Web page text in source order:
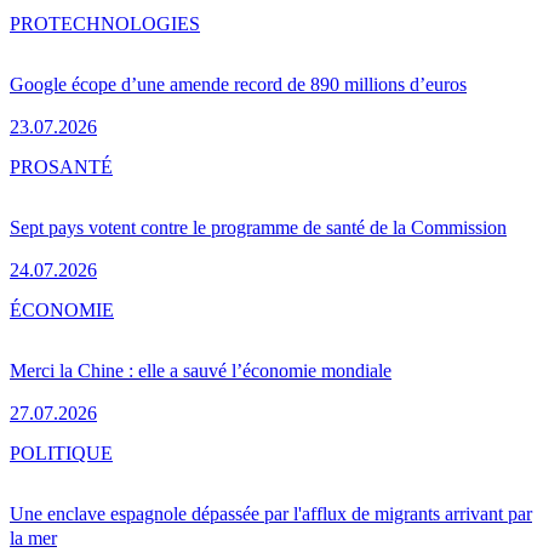
Google écope d’une amende record de 890 millions d’euros
23.07.2026
PROTECHNOLOGIES
Sept pays votent contre le programme de santé de la Commission
24.07.2026
PROSANTÉ
Merci la Chine : elle a sauvé l’économie mondiale
27.07.2026
ÉCONOMIE
Une enclave espagnole dépassée par l'afflux de migrants arrivant par
la mer
POLITIQUE